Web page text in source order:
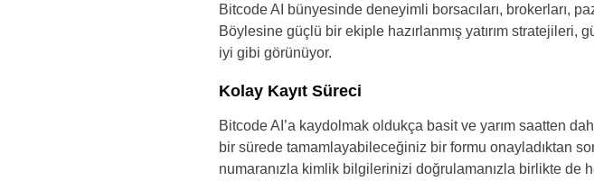
Bulgaria
Germany
Spain
Bitcode AI bünyesinde deneyimli borsacıları, brokerları,
Böylesine güçlü bir ekiple hazırlanmış yatırım
iyi gibi görünüyor.
Kolay Kayıt Süreci
Bitcode AI’a kaydolmak oldukça basit ve yarım saatten
bir sürede tamamlayabileceğiniz bir formu onayladıktan
numaranızla kimlik bilgilerinizi doğrulamanızla birlikte de